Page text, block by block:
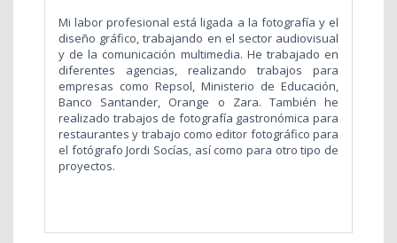
Mi labor profesional está ligada a la fotografía y el
diseño gráfico, trabajando en el sector audiovisual
y de la comunicación multimedia. He trabajado en
diferentes agencias, realizando trabajos para
empresas como Repsol, Ministerio de Educación,
Banco Santander, Orange o Zara. También he
realizado trabajos de fotografía gastronómica para
restaurantes y trabajo como editor fotográfico para
el fotógrafo Jordi Socías, así como para otro tipo de
proyectos.